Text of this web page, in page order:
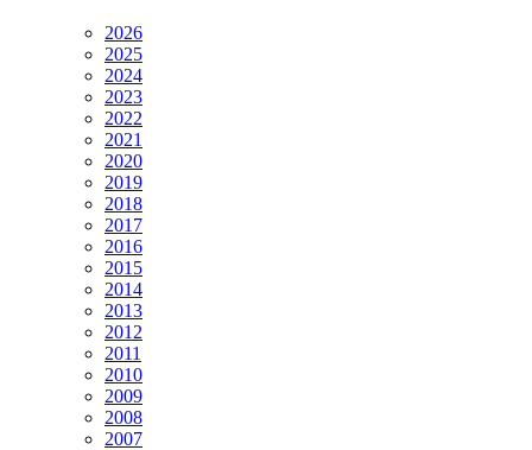
2026
2025
2024
2023
2022
2021
2020
2019
2018
2017
2016
2015
2014
2013
2012
2011
2010
2009
2008
2007